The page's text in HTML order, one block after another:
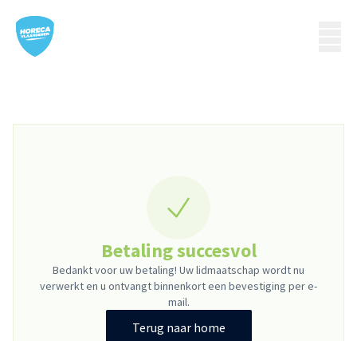
Betaling succesvol
Bedankt voor uw betaling! Uw lidmaatschap wordt nu
verwerkt en u ontvangt binnenkort een bevestiging per e-
mail.
Terug naar home